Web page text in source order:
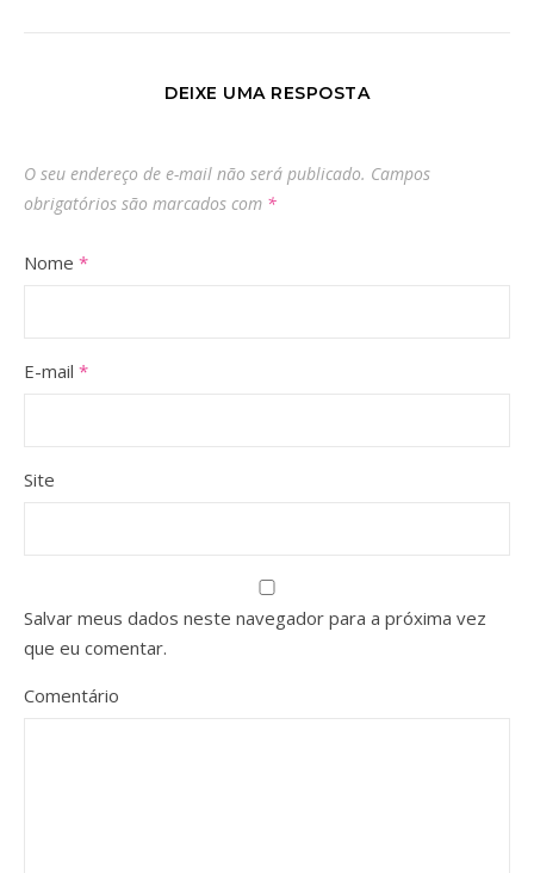
DEIXE UMA RESPOSTA
O seu endereço de e-mail não será publicado. Campos
obrigatórios são marcados com *
Nome *
E-mail *
Site
Salvar meus dados neste navegador para a próxima vez
que eu comentar.
Comentário